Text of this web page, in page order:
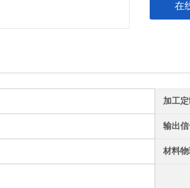
在
加工定
输出
材料